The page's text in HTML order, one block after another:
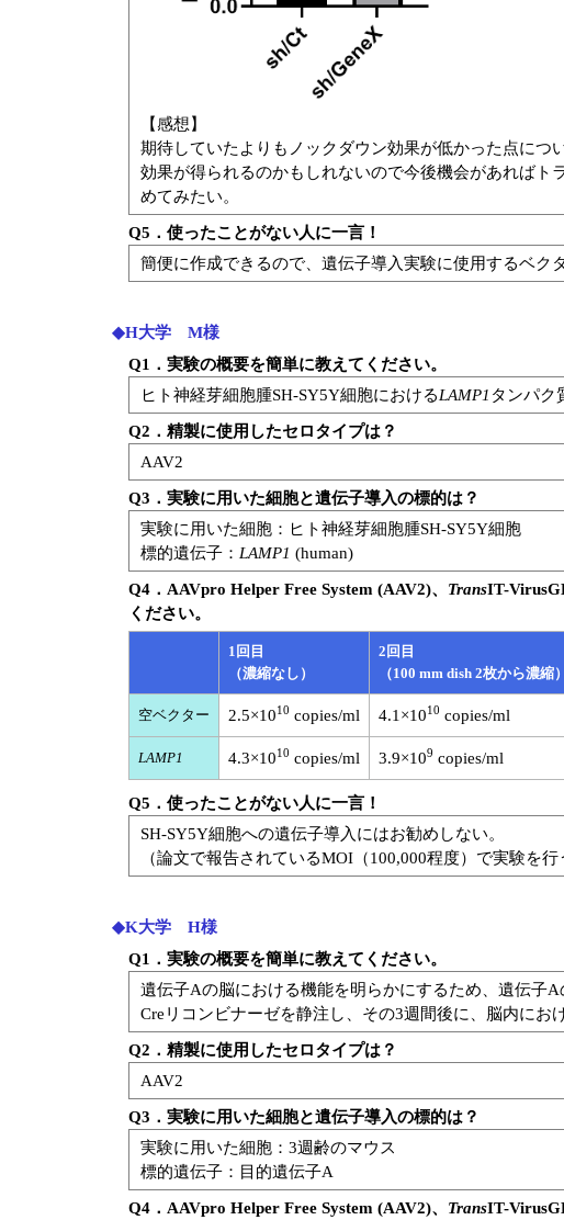
【感想】
期待していたよりもノックダウン効果が低かった点につ
効果が得られるのかもしれないので今後機会があれば
めてみたい。
Q5．使ったことがない人に一言！
簡便に作成できるので、遺伝子導入実験に使用するベク
◆H大学 M様
Q1．実験の概要を簡単に教えてください。
ヒト神経芽細胞腫SH-SY5Y細胞におけるLAMP1 タンパク
Q2．精製に使用したセロタイプは？
AAV2
Q3．実験に用いた細胞と遺伝子導入の標的は？
実験に用いた細胞：ヒト神経芽細胞腫SH-SY5Y細胞
標的遺伝子： LAMP1 (human)
Q4．AAVpro Helper Free System (AAV2)、 TransIT-
ください。
1回目
（濃縮なし）
2回目
（100 mm dish 2枚から濃縮）
空ベクター 2.5×1010 copies/ml 4.1×1010 copies/ml
LAMP1 4.3×1010 copies/ml 3.9×109 copies/ml
Q5．使ったことがない人に一言！
SH-SY5Y細胞への遺伝子導入にはお勧めしない。
（論文で報告されているMOI（100,000程度）で実験を行
◆K大学 H様
Q1．実験の概要を簡単に教えてください。
遺伝子Aの脳における機能を明らかにするため、遺伝子
Creリコンビナーゼを静注し、その3週間後に、脳内にお
Q2．精製に使用したセロタイプは？
AAV2
Q3．実験に用いた細胞と遺伝子導入の標的は？
実験に用いた細胞：3週齢のマウス
標的遺伝子：目的遺伝子A
Q4．AAVpro Helper Free System (AAV2)、 TransIT-